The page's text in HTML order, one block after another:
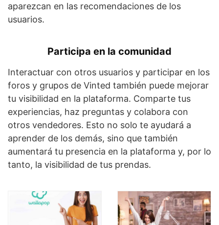
aparezcan en las recomendaciones de los
usuarios.
Participa en la comunidad
Interactuar con otros usuarios y participar en los
foros y grupos de Vinted también puede mejorar
tu visibilidad en la plataforma. Comparte tus
experiencias, haz preguntas y colabora con
otros vendedores. Esto no solo te ayudará a
aprender de los demás, sino que también
aumentará tu presencia en la plataforma y, por lo
tanto, la visibilidad de tus prendas.